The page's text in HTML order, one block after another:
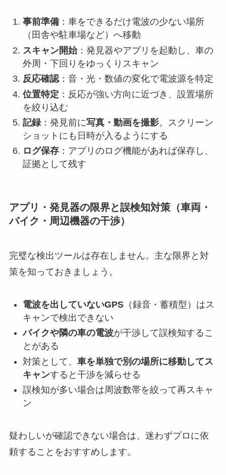
事前準備：車をできるだけ電波の少ない場所
（田舎や駐車場など）へ移動
スキャン開始：発見器やアプリを起動し、車の
外周・下回りをゆっくりスキャン
反応確認：音・光・数値の変化で電波源を特定
位置特定 ：反応が強い方向に近づき、設置場所
を絞り込む
記録：発見前に写真・動画を撮影。スクリーン
ショットにも日時が入るようにする
ログ保存：アプリのログ機能があれば保存し、
証拠として残す
アプリ・発見器の限界と誤検知対策（車両・
バイク・周辺機器の干渉）
完璧な検出ツールは存在しません。主な限界と対
策を知っておきましょう。
電波を出していないGPS（録音・蓄積型）はス
キャンで検出できない
バイクや隣の車の電波が干渉して誤検知するこ
とがある
対策として、 車を単独で別の場所に移動してス
キャンすると干渉を減らせる
誤検知が多い場合は周波数帯を絞って再スキャ
ン
疑わしいが確認できない場合は、迷わずプロに依
頼することをおすすめします。